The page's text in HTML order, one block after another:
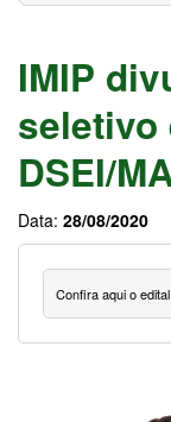
IMIP
seletivo
DSEI/
Data: 28/08/2020
Confira aqui o edital